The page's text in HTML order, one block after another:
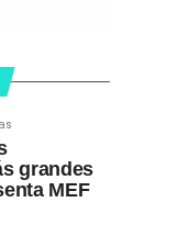
grandes
MEF